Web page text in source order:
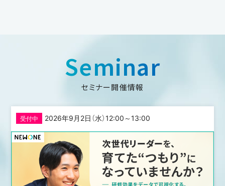
Seminar
セミナー開催情報
受付中 2026年9月2日（水）12:00～13:00